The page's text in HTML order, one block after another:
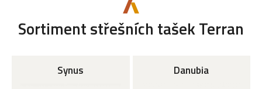
Sortiment střešních tašek Terran
Synus Danubia